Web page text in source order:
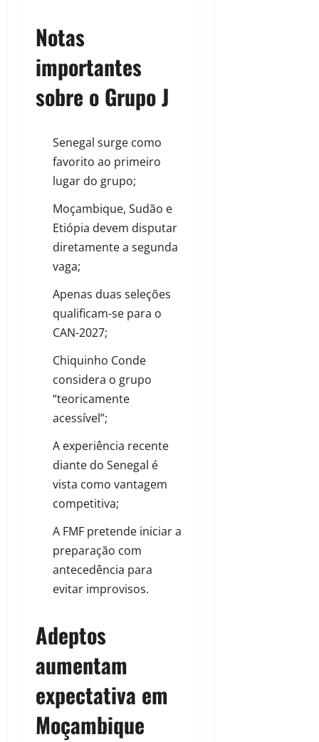
Notas
importantes
sobre o Grupo J
Senegal surge como
favorito ao primeiro
lugar do grupo;
Moçambique, Sudão e
Etiópia devem disputar
diretamente a segunda
vaga;
Apenas duas seleções
qualificam-se para o
CAN-2027;
Chiquinho Conde
considera o grupo
“teoricamente
acessível”;
A experiência recente
diante do Senegal é
vista como vantagem
competitiva;
A FMF pretende iniciar a
preparação com
antecedência para
evitar improvisos.
Adeptos
aumentam
expectativa em
Moçambique